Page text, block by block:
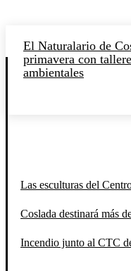
El Naturalario de
primavera con
ambientales
Las esculturas del
Coslada destinará más
Incendio junto al CTC